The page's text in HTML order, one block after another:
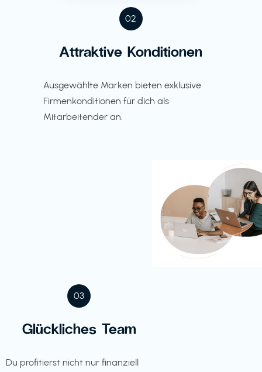
02
Attraktive Konditionen
Ausgewählte Marken bieten exklusive
Firmenkonditionen für dich als
Mitarbeitender an.
03
Glückliches Team
Du profitierst nicht nur finanziell